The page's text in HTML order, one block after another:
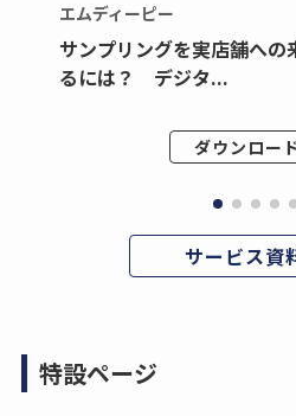
エムディーピー
サンプリングを実店舗への
るには？ デジタ...
ダウンロー
サービス資
特設ページ